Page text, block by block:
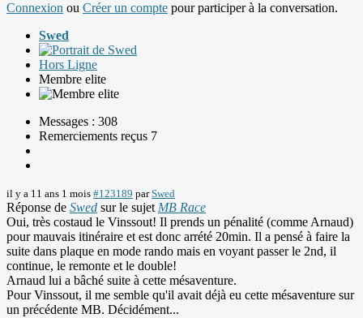
Connexion ou Créer un compte pour participer à la conversation.
Swed
Hors Ligne
Membre elite
Messages : 308
Remerciements reçus 7
il y a 11 ans 1 mois #123189 parSwed
Réponse de Swed sur le sujet MB Race
Oui, très costaud le Vinssout! Il prends un pénalité (comme Arnaud)
pour mauvais itinéraire et est donc arrété 20min. Il a pensé à faire la
suite dans plaque en mode rando mais en voyant passer le 2nd, il
continue, le remonte et le double!
Arnaud lui a bâché suite à cette mésaventure.
Pour Vinssout, il me semble qu'il avait déjà eu cette mésaventure sur
un précédente MB. Décidément...